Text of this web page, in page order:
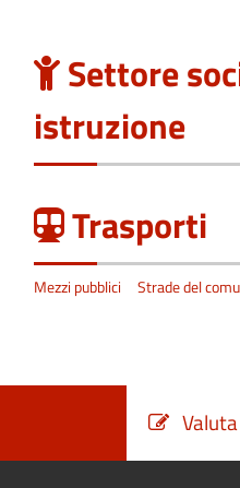
Settore
istruzione
Trasporti
Mezzi pubblici Strade del